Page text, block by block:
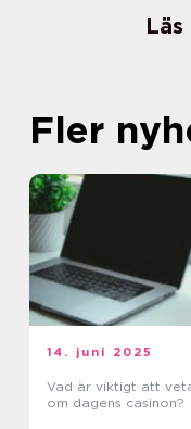
Fler
14. juni 2025
Vad är viktigt att
om dagens casinon?